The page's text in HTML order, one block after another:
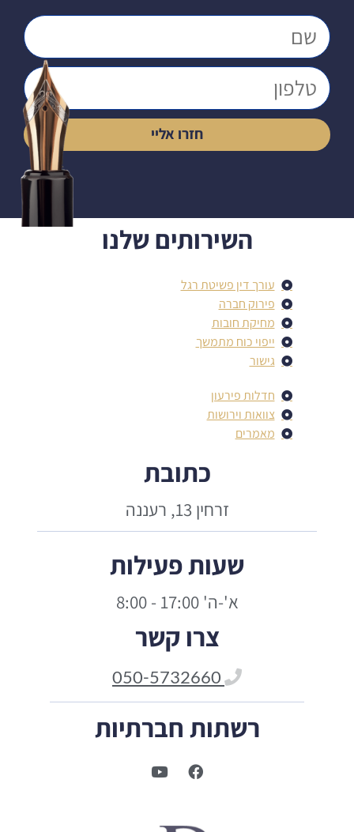
חזרו אליי
השירותים שלנו
עורך דין פשיטת רגל
פירוק חברה
מחיקת חובות
ייפוי כוח מתמשך
גישור
חדלות פירעון
צוואות וירושות
מאמרים
כתובת
זרחין 13, רעננה
שעות פעילות
א'-ה' 17:00 - 8:00
צרו קשר
רשתות חברתיות